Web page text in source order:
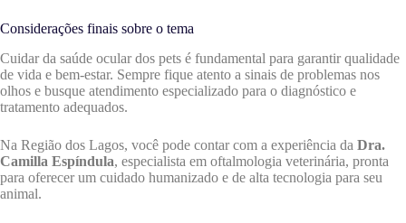
Considerações finais sobre o tema
Cuidar da saúde ocular dos pets é fundamental para garantir qualidade
de vida e bem-estar. Sempre fique atento a sinais de problemas nos
olhos e busque atendimento especializado para o diagnóstico e
tratamento adequados.
Na Região dos Lagos, você pode contar com a experiência da Dra.
Camilla Espíndula, especialista em oftalmologia veterinária, pronta
para oferecer um cuidado humanizado e de alta tecnologia para seu
animal.